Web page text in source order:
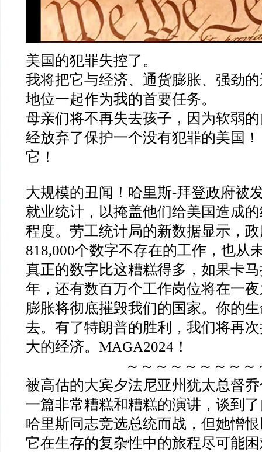
美国的犯罪失控了。
我将把它与经济、通货膨胀、强劲
地位一起作为我的首要任务。
母亲们将不再失去孩子，因为软弱
经放弃了保护一个没有犯罪的美国
它！
大规模的丑闻！哈里斯-拜登政府被
就业统计，以掩盖他们给美国造成
程度。劳工统计局的新数据显示，
818,000个数字不存在的工作，也从
真正的数字比这糟糕得多，如果卡
年，还有数百万个工作岗位将在一
膨胀将彻底摧毁我们的国家。你的
去。有了特朗普的胜利，我们将再
大的经济。MAGA2024！
～～～～～～～～～
被高估的大宾夕法尼亚州犹太总督
一篇非常糟糕和糟糕的演讲，谈到
哈里斯同志竞选总统而战，但她憎
它在生存的复杂性中的旅程尽可能